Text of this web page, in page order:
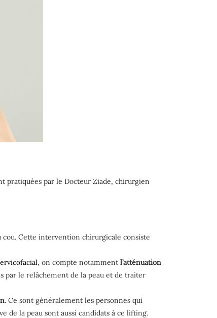
pratiquées par le Docteur Ziade, chirurgien
Cette intervention chirurgicale consiste
, on compte notamment l’atténuation
par le relâchement de la peau et de traiter
. Ce sont généralement les personnes qui
de la peau sont aussi candidats à ce lifting.